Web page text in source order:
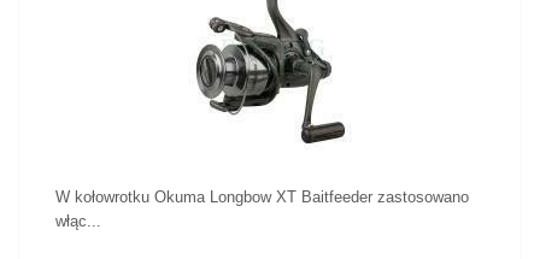
ZOBACZ PRODUKT
W kołowrotku Okuma Longbow XT Baitfeeder zastosowano
włąc...